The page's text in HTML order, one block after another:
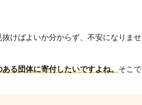
けばよいか分からず、不安になりませ
る団体に寄付したいですよね。 そこで